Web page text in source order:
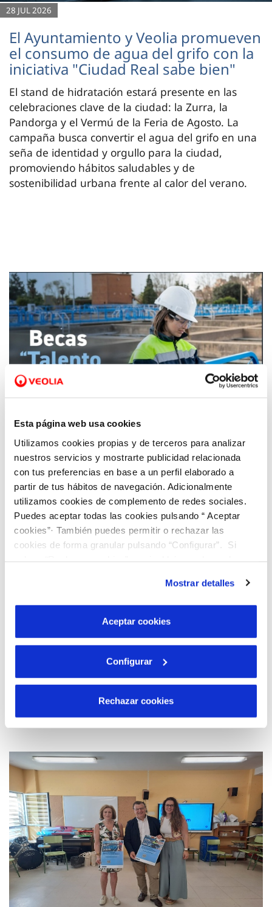
Esta página web usa cookies
Utilizamos cookies propias y de terceros para analizar
nuestros servicios y mostrarte publicidad relacionada
con tus preferencias en base a un perfil elaborado a
partir de tus hábitos de navegación. Adicionalmente
utilizamos cookies de complemento de redes sociales.
Puedes aceptar todas las cookies pulsando “ Aceptar
cookies”· También puedes permitir o rechazar las
cookies de forma granular pulsando “Configurar”. Si
son indispensables para que el sitio web funcione y que
por tanto no se pueden desactivar. Puedes consultar
más información en nuestraPolítica de Cookies
Mostrar detalles
Aceptar cookies
Configurar
Rechazar cookies
28 JUL 2026
El Ayuntamiento y Veolia promueven
el consumo de agua del grifo con la
iniciativa "Ciudad Real sabe bien"
El stand de hidratación estará presente en las
celebraciones clave de la ciudad: la Zurra, la
Pandorga y el Vermú de la Feria de Agosto. La
campaña busca convertir el agua del grifo en una
seña de identidad y orgullo para la ciudad,
promoviendo hábitos saludables y de
sostenibilidad urbana frente al calor del verano.
22 ABR 2026
Veolia lanza el programa de Becas "Talento
Profesional" para impulsar la formación en
empleos verdes
03 DIC 2025
Aquona es ahora Veolia